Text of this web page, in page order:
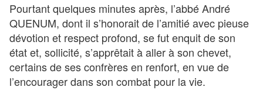
Pourtant quelques minutes après, l’abbé André
QUENUM, dont il s’honorait de l’amitié avec pieuse
dévotion et respect profond, se fut enquit de son
état et, sollicité, s’apprêtait à aller à son chevet,
certains de ses confrères en renfort, en vue de
l’encourager dans son combat pour la vie.